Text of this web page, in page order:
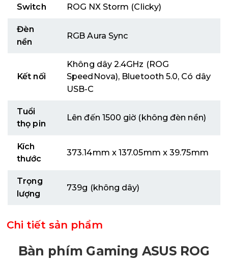
Switch ROG NX Storm (Clicky)
Đèn
nền
RGB Aura Sync
Kết nối
Không dây 2.4GHz (ROG
SpeedNova), Bluetooth 5.0, Có dây
USB-C
Tuổi
thọ pin
Lên đến 1500 giờ (không đèn nền)
Kích
thước
373.14mm x 137.05mm x 39.75mm
Trọng
lượng
739g (không dây)
Chi tiết sản phẩm
Bàn phím Gaming ASUS ROG